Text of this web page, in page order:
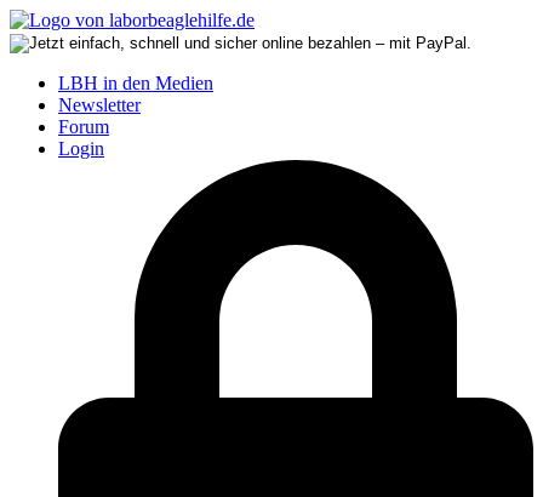
LBH in den Medien
Newsletter
Forum
Login